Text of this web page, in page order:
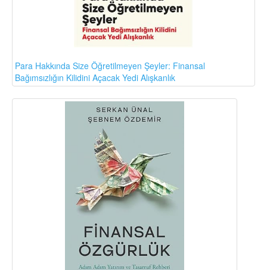
Para Hakkında Size Öğretilmeyen Şeyler: Finansal
Bağımsızlığın Kilidini Açacak Yedi Alışkanlık